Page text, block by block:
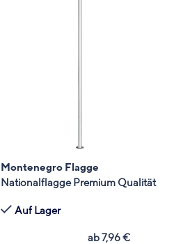
Montenegro Flagge
Nationalflagge Premium Qualität
Auf Lager
ab7,96€